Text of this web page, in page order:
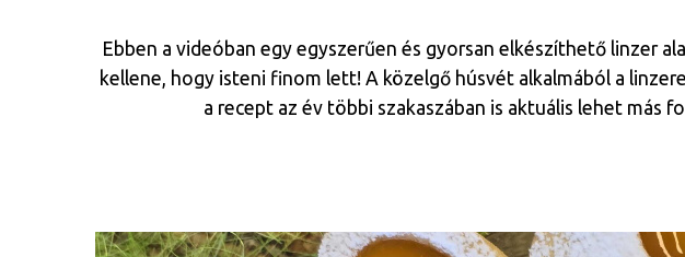
Ebben a videóban egy egyszerűen és gyorsan elkészíthető linzer
kellene, hogy isteni finom lett! A közelgő húsvét alkalmából a
a recept az év többi szakaszában is aktuális lehet más